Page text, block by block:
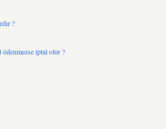
?
ödenmezse iptal olur ?